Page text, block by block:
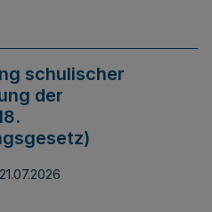
schulischer
der
21.07.2026